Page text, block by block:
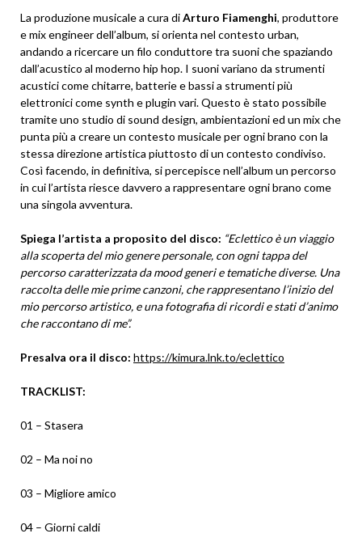
La produzione musicale a cura diArturo Fiamenghi, produttore
e mix engineer dell’album, si orienta nel contesto urban,
andando a ricercare un filo conduttore tra suoni che spaziando
dall’acustico al moderno hip hop. I suoni variano da strumenti
acustici come chitarre, batterie e bassi a strumenti più
elettronici come synth e plugin vari. Questo è stato possibile
tramite uno studio di sound design, ambientazioni ed un mix che
punta più a creare un contesto musicale per ogni brano con la
stessa direzione artistica piuttosto di un contesto condiviso.
Così facendo, in definitiva, si percepisce nell’album un percorso
in cui l’artista riesce davvero a rappresentare ogni brano come
una singola avventura.
Spiega l’artista a proposito del disco: “Eclettico è un viaggio
alla scoperta del mio genere personale, con ogni tappa del
percorso caratterizzata da mood generi e tematiche diverse. Una
raccolta delle mie prime canzoni, che rappresentano l’inizio del
mio percorso artistico, e una fotografia di ricordi e stati d’animo
che raccontano di me”.
Presalva ora il disco: https://kimura.lnk.to/eclettico
TRACKLIST:
01 – Stasera
02 – Ma noi no
03 – Migliore amico
04 – Giorni caldi